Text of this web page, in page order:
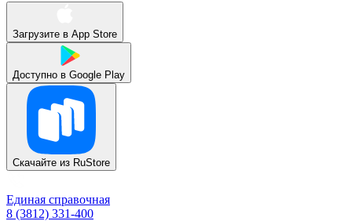
Загрузите в App Store
Доступно в Google Play
Скачайте из RuStore
Единая справочная
8 (3812) 331-400